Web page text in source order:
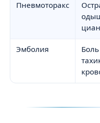
Пневмоторакс
Эмболия